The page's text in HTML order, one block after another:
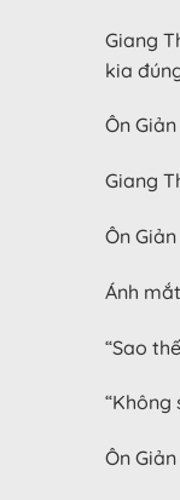
Giang
kia
Ôn
Giang
Ôn
Ánh
“Sao
“Không
Ôn